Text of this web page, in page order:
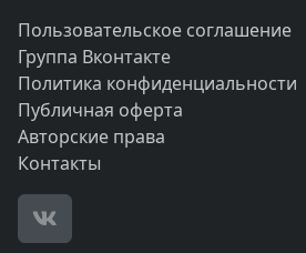
Пользовательское соглашение
Группа Вконтакте
Политика конфиденциальности
Публичная оферта
Авторские права
Контакты